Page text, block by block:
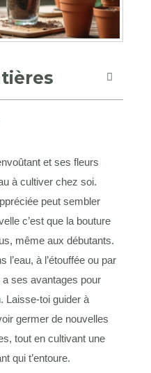
et ses fleurs
à cultiver chez soi.
peut sembler
c’est que la bouture
même aux débutants.
l’eau, à l’étouffée ou par
ses avantages pour
Laisse-toi guider à
germer de nouvelles
tout en cultivant une
qui t’entoure.